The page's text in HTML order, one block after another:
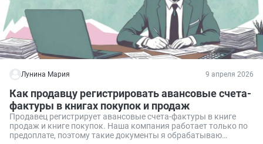
Лунина Мария 9 апреля 2026
Как продавцу регистрировать авансовые счета-
фактуры в книгах покупок и продаж
Продавец регистрирует авансовые счета-фактуры в книге
продаж и книге покупок. Наша компания работает только по
предоплате, поэтому такие документы я обрабатываю